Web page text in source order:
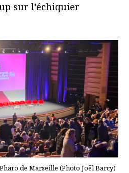
sur l’échiquier
de Marseille (Photo Joël Barcy)